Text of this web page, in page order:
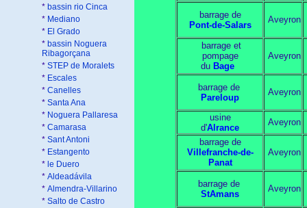
* bassin rio Cinca
* Mediano
* El Grado
* bassin Noguera
Ribagorçana
* STEP de Moralets
* Escales
* Canelles
* Santa Ana
* Noguera Pallaresa
* Camarasa
* Sant Antoni
* Estangento
* le Duero
* Aldeadávila
* Almendra-Villarino
* Salto de Castro
barrage de
Pont-de-Salars
Aveyron
barrage et
pompage
du Bage
Aveyron
barrage de
Pareloup
Aveyron
usine
d'Alrance
Aveyron
barrage de
Villefranche-de-
Panat
Aveyron
barrage de
StAmans
Aveyron